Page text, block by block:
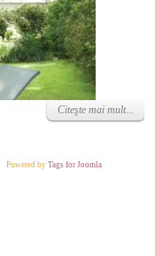
Citeşte mai mult...
Powered by Tags for Joomla